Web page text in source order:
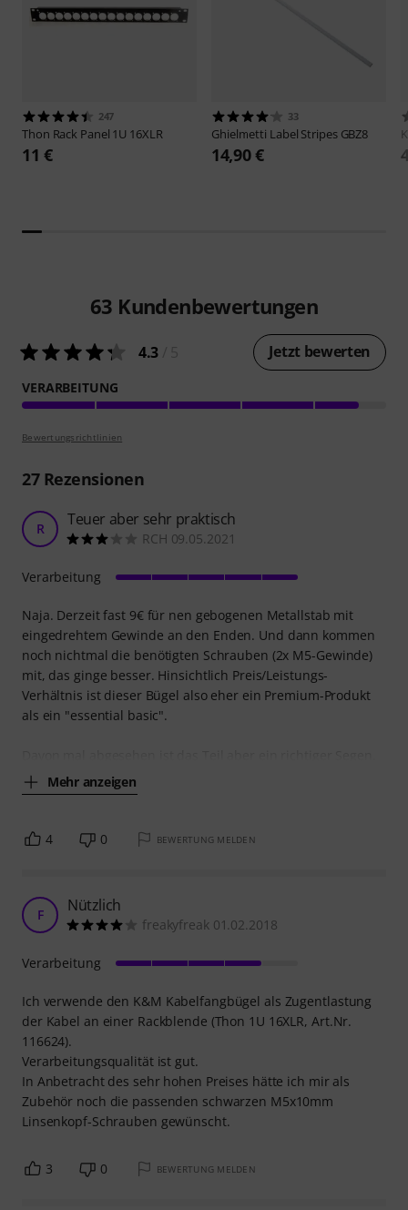
247
Thon Rack Panel 1U 16XLR
11 €
33
Ghielmetti Label Stripes GBZ8
14,90 €
63 Kundenbewertungen
4.3 Jetzt bewerten
VERARBEITUNG
Bewertungsrichtlinien
27Rezensionen
R Teuer aber sehr praktisch
RCH 09.05.2021
Naja. Derzeit fast 9€ für nen gebogenen Metallstab mit
eingedrehtem Gewinde an den Enden. Und dann kommen
noch nichtmal die benötigten Schrauben (2x M5-Gewinde)
mit, das ginge besser. Hinsichtlich Preis/Leistungs-
Verhältnis ist dieser Bügel also eher ein Premium-Produkt
als ein "essential basic".
Mehr anzeigen
Verarbeitung
4 0 BEWERTUNG MELDEN
F Nützlich
freakyfreak 01.02.2018
Ich verwende den K&M Kabelfangbügel als Zugentlastung
der Kabel an einer Rackblende (Thon 1U 16XLR, Art.Nr.
116624).
Verarbeitungsqualität ist gut.
In Anbetracht des sehr hohen Preises hätte ich mir als
Zubehör noch die passenden schwarzen M5x10mm
Linsenkopf-Schrauben gewünscht.
Verarbeitung
3 0 BEWERTUNG MELDEN